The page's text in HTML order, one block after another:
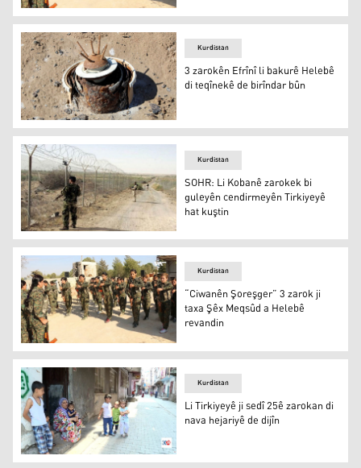
Beşek ji zarokên hatine biçekkirin
3 zarokên Efrînî li bakurê Helebê di teqînekê de birîndar
Kurdistan
3 zarokên Efrînî li bakurê Helebê
di teqînekê de birîndar bûn
SOHR: Li Kobanê zarokek bi guleyên cendirmeyên
Kurdistan
SOHR: Li Kobanê zarokek bi
guleyên cendirmeyên Tirkiyeyê
hat kuştin
Beşek ji zarokên hatine biçekkirin
Kurdistan
“Ciwanên Şoreşger” 3 zarok ji
taxa Şêx Meqsûd a Helebê
revandin
Kurdistan
Li Tirkiyeyê ji sedî 25ê zarokan di
nava hejariyê de dijîn